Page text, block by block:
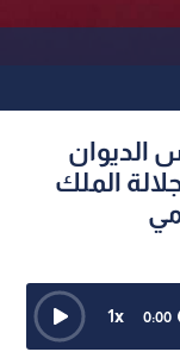
الديوان
الملك
0:00
1x